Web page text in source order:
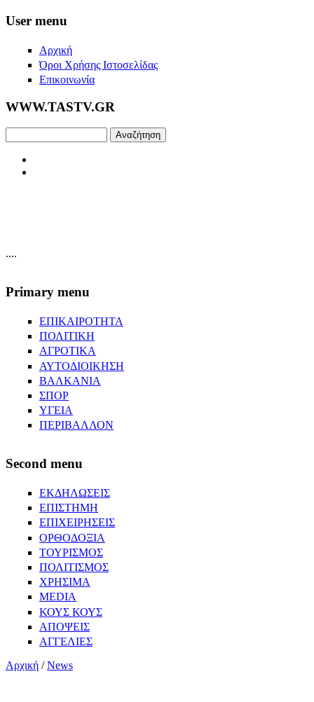
Skip to main content
User menu
Αρχική
Όροι Χρήσης Ιστοσελίδας
Επικοινωνία
WWW.TASTV.GR
....
Primary menu
ΕΠΙΚΑΙΡΟΤΗΤΑ
ΠΟΛΙΤΙΚΗ
ΑΓΡΟΤΙΚΑ
ΑΥΤΟΔΙΟΙΚΗΣΗ
ΒΑΛΚΑΝΙΑ
ΣΠΟΡ
ΥΓΕΙΑ
ΠΕΡΙΒΑΛΛΟΝ
Second menu
ΕΚΔΗΛΩΣΕΙΣ
ΕΠΙΣΤΗΜΗ
ΕΠΙΧΕΙΡΗΣΕΙΣ
ΟΡΘΟΔΟΞΙΑ
ΤΟΥΡΙΣΜΟΣ
ΠΟΛΙΤΙΣΜΟΣ
ΧΡΗΣΙΜΑ
MEDIA
ΚΟΥΣ ΚΟΥΣ
ΑΠΟΨΕΙΣ
ΑΓΓΕΛΙΕΣ
Αρχική /News